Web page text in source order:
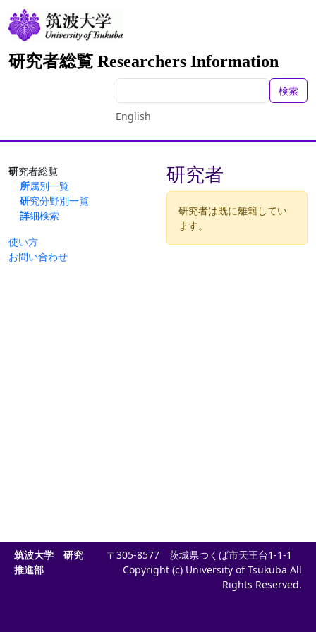
研究者総覧 Researchers Information
検索
English
研究者総覧
所属別一覧
研究分野別一覧
詳細検索
使い方
お問い合わせ
研究者
研究者は既に離籍してい
ます。
筑波大学 研究
推進部
〒305-8577 茨城県つくば市天王台1-1-1
Copyright (c) University of Tsukuba All
Rights Reserved.